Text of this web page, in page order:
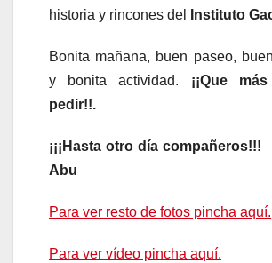
historia y rincones del
Instituto
Bonita mañana, buen paseo,
y bonita actividad. ¡¡Que
pedir!!.
¡¡¡Hasta otro día compañeros!!!
Abu
Para ver resto de fotos pincha aquí.
Para ver vídeo pincha aquí.